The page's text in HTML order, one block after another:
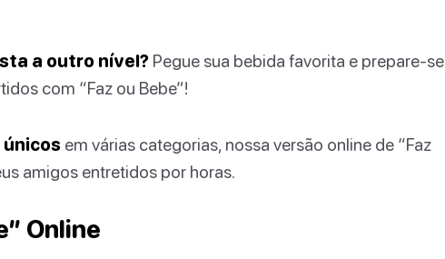
a outro nível? Pegue sua bebida favorita e prepare-se
com “Faz ou Bebe”!
únicos em várias categorias, nossa versão online de “Faz
amigos entretidos por horas.
Online